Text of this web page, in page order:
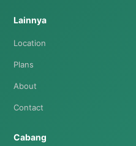
Lainnya
Location
Plans
About
Contact
Cabang